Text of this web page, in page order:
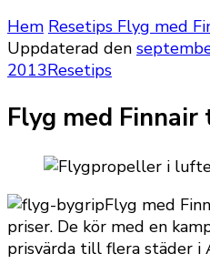
Hem Resetips Flyg med
Uppdaterad den
2013Resetips
Flyg med
Flyg med
priser. De kör med en
prisvärda till flera städer i